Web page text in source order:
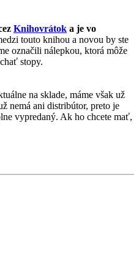
Knihovrátok a je vo
touto knihou a novou by ste
označili nálepkou, ktorá môže
stopy.
na sklade, máme však už
nemá ani distribútor, preto je
vypredaný. Ak ho chcete mať,